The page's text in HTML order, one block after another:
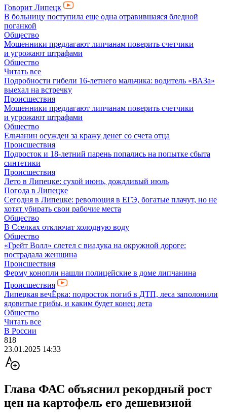
Говорит Липецк
В больницу поступила еще одна отравившаяся бледной
поганкой
Общество
Мошенники предлагают липчанам поверить счетчики
и угрожают штрафами
Общество
Читать все
Подробности гибели 16-летнего мальчика: водитель «ВАЗа»
выехал на встречку
Происшествия
Мошенники предлагают липчанам поверить счетчики
и угрожают штрафами
Общество
Ельчанин осужден за кражу денег со счета отца
Происшествия
Подросток и 18-летний парень попались на попытке сбыта
синтетики
Происшествия
Лето в Липецке: сухой июнь, дождливый июль
Погода в Липецке
Сегодня в Липецке: революция в ЕГЭ, богатые плачут, но не
хотят убирать свои рабочие места
Общество
В Сселках отключат холодную воду
Общество
«Грейт Волл» слетел с виадука на окружной дороге:
пострадала женщина
Происшествия
Ферму конопли нашли полицейские в доме липчанина
Происшествия
Липецкая вечЁрка: подросток погиб в ДТП, леса заполонили
ядовитые грибы, и каким будет конец лета
Общество
Читать все
В России
818
23.01.2025 14:33
Глава ФАС объяснил рекордный рост
цен на картофель его дешевизной